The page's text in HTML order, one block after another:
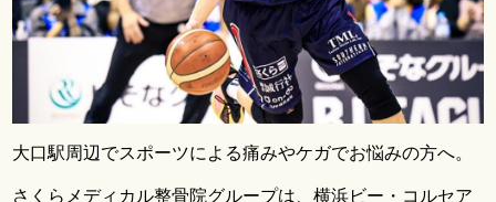
大口駅周辺でスポーツによる痛みやケガでお悩みの方へ。
さくらメディカル整骨院グループは、横浜ビー・コルセア